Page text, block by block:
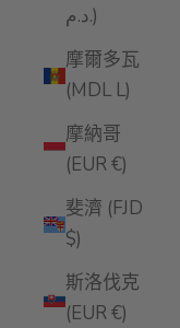
د.م.)
摩爾多瓦
(MDL L)
摩納哥
(EUR €)
斐濟 (FJD
$)
斯洛伐克
(EUR €)